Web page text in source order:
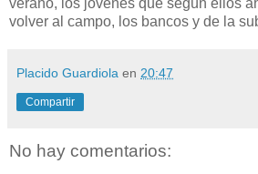
volver al campo, los bancos y de la
Placido Guardiola en 20:47
Compartir
No hay comentarios: